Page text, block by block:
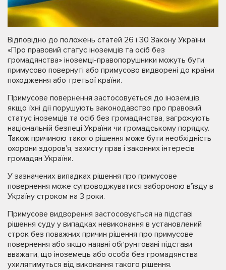
Відповідно до положень статей 26 і 30 Закону України
«Про правовий статус іноземців та осіб без
громадянства» іноземці-правопорушники можуть бути
примусово повернуті або примусово видворені до країни
походження або третьої країни.
Примусове повернення застосовується до іноземців,
якщо їхні дії порушують законодавство про правовий
статус іноземців та осіб без громадянства, загрожують
національній безпеці України чи громадському порядку.
Також причиною такого рішення може бути необхідність
охорони здоров'я, захисту прав і законних інтересів
громадян України.
У зазначених випадках рішення про примусове
повернення може супроводжуватися забороною в’їзду в
Україну строком на 3 роки.
Примусове видворення застосовується на підставі
рішення суду у випадках невиконання в установлений
строк без поважних причин рішення про примусове
повернення або якщо наявні обґрунтовані підстави
вважати, що іноземець або особа без громадянства
ухилятимуться від виконання такого рішення.